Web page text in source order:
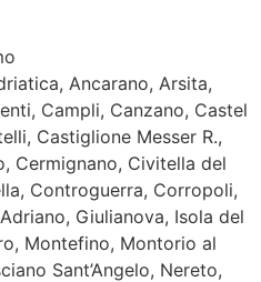
Ancarano, Arsita,
Campli, Canzano, Castel
Castiglione Messer R.,
Cermignano, Civitella del
Controguerra, Corropoli,
Giulianova, Isola del
Montefino, Montorio al
Sant’Angelo, Nereto,